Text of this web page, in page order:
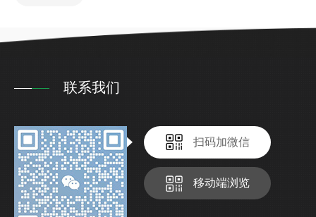
联系我们
扫码加微信
移动端浏览